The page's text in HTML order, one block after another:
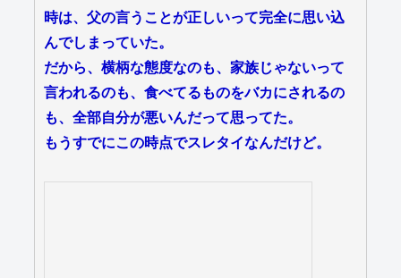
時は、父の言うことが正しいって完全に思い込
んでしまっていた。
だから、横柄な態度なのも、家族じゃないって
言われるのも、食べてるものをバカにされるの
も、全部自分が悪いんだって思ってた。
もうすでにこの時点でスレタイなんだけど。